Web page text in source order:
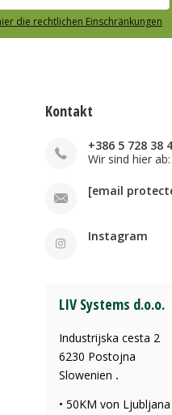
die rechtlichen Einschränkungen
Kontakt
+386 5 728 38
Wir sind hier
[email
Instagram
LIV Systems d.o.o.
Industrijska cesta 2
6230 Postojna
Slowenien .
• 50KM von